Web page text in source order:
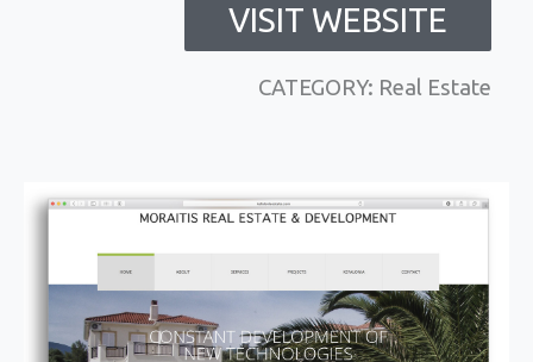
VISIT WEBSITE
CATEGORY: Real Estate